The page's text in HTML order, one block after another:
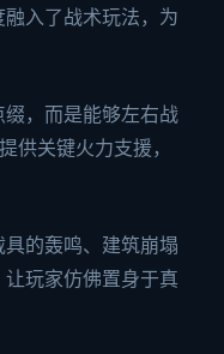
入了战术玩法，为
，而是能够左右战
供关键火力支援，
的轰鸣、建筑崩塌
玩家仿佛置身于真